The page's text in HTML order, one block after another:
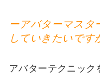
ーアバターマスタ
していきたいです
アバターテクニック